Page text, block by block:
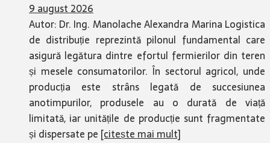
9 august 2026
Autor: Dr. Ing. Manolache Alexandra Marina Logistica
de distribuție reprezintă pilonul fundamental care
asigură legătura dintre efortul fermierilor din teren
și mesele consumatorilor. În sectorul agricol, unde
producția este strâns legată de succesiunea
anotimpurilor, produsele au o durată de viață
limitată, iar unitățile de producție sunt fragmentate
și dispersate pe [citește mai mult]